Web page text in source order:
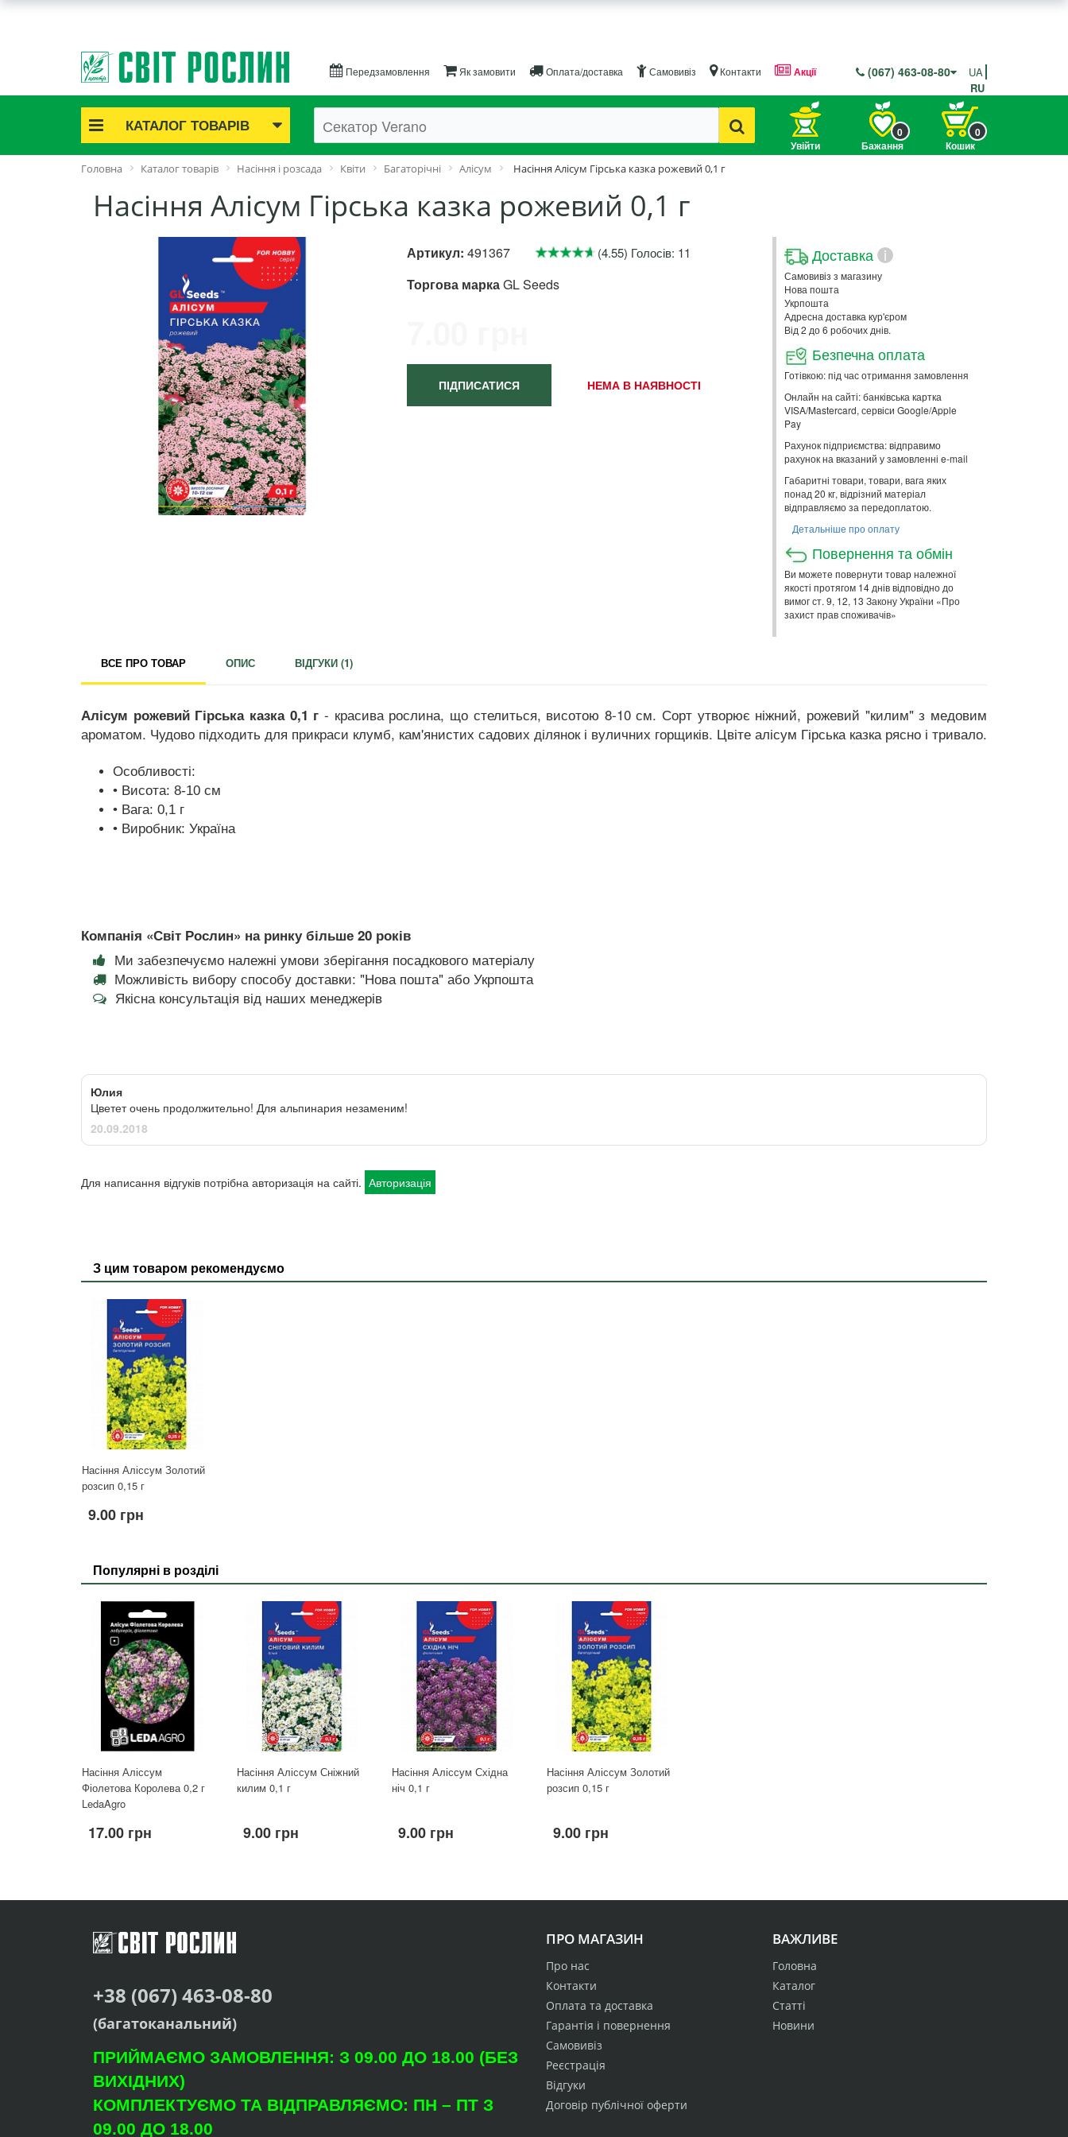
Передзамовлення Як замовити Оплата/доставка Самовивіз Контакти Акції (067) 463-08-80
UA
RU
КАТАЛОГ ТОВАРІВ
Акційні товари
Cаджанці троянд
Насіння і розсада
Саджанці декоративні
Засоби захисту рослин
Для кімнатних рослин
Для ландшафтного дизайну
Для поливу
Інструменти та інвентар
Виноробство
Бджільництво
Садові фігури
Увійти Бажання
0
Кошик
0
Головна Каталог товарів Насіння і розсада Квіти Багаторічні Алісум Насіння Алісум Гірська казка рожевий 0,1 г
Насіння Алісум Гірська казка рожевий 0,1 г
Артикул: 491367 (4.55) Голосів: 11
Торгова маркаGL Seeds
ПІДПИСАТИСЯ НЕМА В НАЯВНОСТІ
Доставка i
Самовивіз з магазину
Нова пошта
Укрпошта
Адресна доставка кур'єром
Від 2 до 6 робочих днів.
Безпечна оплата
Готівкою: під час отримання замовлення
Онлайн на сайті: банківська картка
VISA/Mastercard, сервіси Google/Apple
Pay
Рахунок підприємства: відправимо
рахунок на вказаний у замовленні e-mail
Габаритні товари, товари, вага яких
понад 20 кг, відрізний матеріал
відправляємо за передоплатою.
Детальніше про оплату
Повернення та обмін
Ви можете повернути товар належної
якості протягом 14 днів відповідно до
вимог ст. 9, 12, 13 Закону України «Про
захист прав споживачів»
ВСЕ ПРО ТОВАР ОПИС ВІДГУКИ (1)
Алісум рожевий Гірська казка 0,1 г - красива рослина, що стелиться, висотою 8-10 см. Сорт утворює ніжний, рожевий "килим" з медовим
ароматом. Чудово підходить для прикраси клумб, кам'янистих садових ділянок і вуличних горщиків. Цвіте алісум Гірська казка рясно і тривало.
Особливості:
• Висота: 8-10 см
• Вага: 0,1 г
• Виробник: Україна
Компанія «Світ Рослин» на ринку більше 20 років
Ми забезпечуємо належні умови зберігання посадкового матеріалу
Можливість вибору способу доставки: "Нова пошта" або Укрпошта
Якісна консультація від наших менеджерів
Юлия
Цветет очень продолжительно! Для альпинария незаменим!
20.09.2018
Для написання відгуків потрібна авторизація на сайті. Авторизація
З цим товаром рекомендуємо
Насіння Аліссум Золотий
розсип 0,15 г
9.00 грн
Популярні в розділі
Насіння Аліссум
Фіолетова Королева 0,2 г
LedaAgro
17.00 грн
Насіння Аліссум Сніжний
килим 0,1 г
9.00 грн
Насіння Аліссум Східна
ніч 0,1 г
9.00 грн
Насіння Аліссум Золотий
розсип 0,15 г
9.00 грн
ПРО МАГАЗИН
Про нас
Контакти
Оплата та доставка
Гарантія і повернення
Самовивіз
Реєстрація
Відгуки
Договір публічної оферти
ВАЖЛИВЕ
Головна
Каталог
Статті
Новини
+38 (067) 463-08-80
(багатоканальний)
ПРИЙМАЄМО ЗАМОВЛЕННЯ: З 09.00 ДО 18.00 (БЕЗ
ВИХІДНИХ)
КОМПЛЕКТУЄМО ТА ВІДПРАВЛЯЄМО: ПН – ПТ З
09.00 ДО 18.00